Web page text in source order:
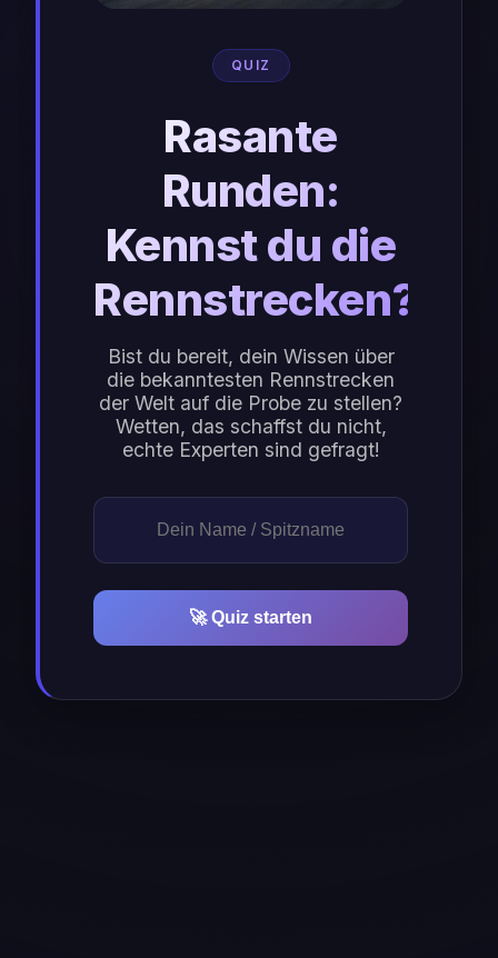
QUIZ
Rasante
Runden:
Kennst du die
Rennstrecken?
Bist du bereit, dein Wissen über
die bekanntesten Rennstrecken
der Welt auf die Probe zu stellen?
Wetten, das schaffst du nicht,
echte Experten sind gefragt!
🚀 Quiz starten